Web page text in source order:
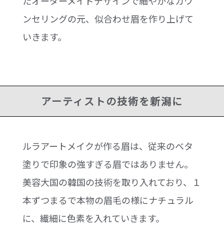
ンセリングの元、似合わせ眉を作り上げて
いきます。
アーティストの技術を新潟に
ルラアートメイクが作る眉は、従来のベタ
塗りで印象の強すぎる眉ではありません。
美容大国の韓国の技術を取り入れており、１
本ずつまるで本物の眉毛の様にナチュラル
に、繊細に色素を入れていきます。